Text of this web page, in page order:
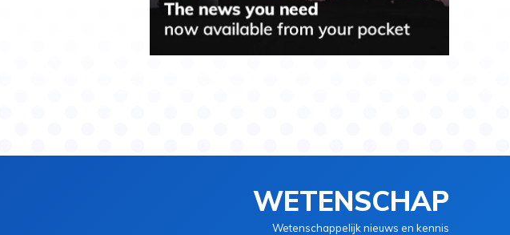
WETENSCHAP
Wetenschappelijk nieuws en kennis